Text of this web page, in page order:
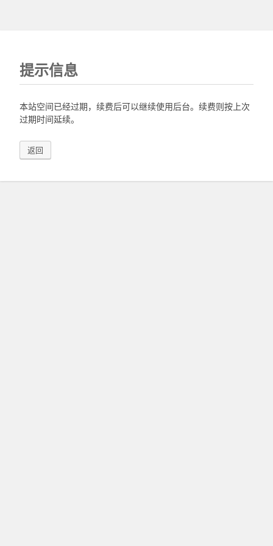
提示信息
本站空间已经过期，续费后可以继续使用后台。续费则按上次
过期时间延续。
返回